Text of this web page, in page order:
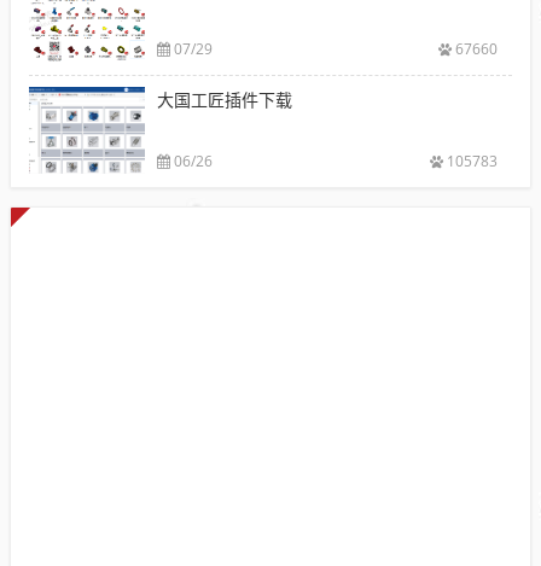
07/29 67660
大国工匠插件下载
06/26 105783